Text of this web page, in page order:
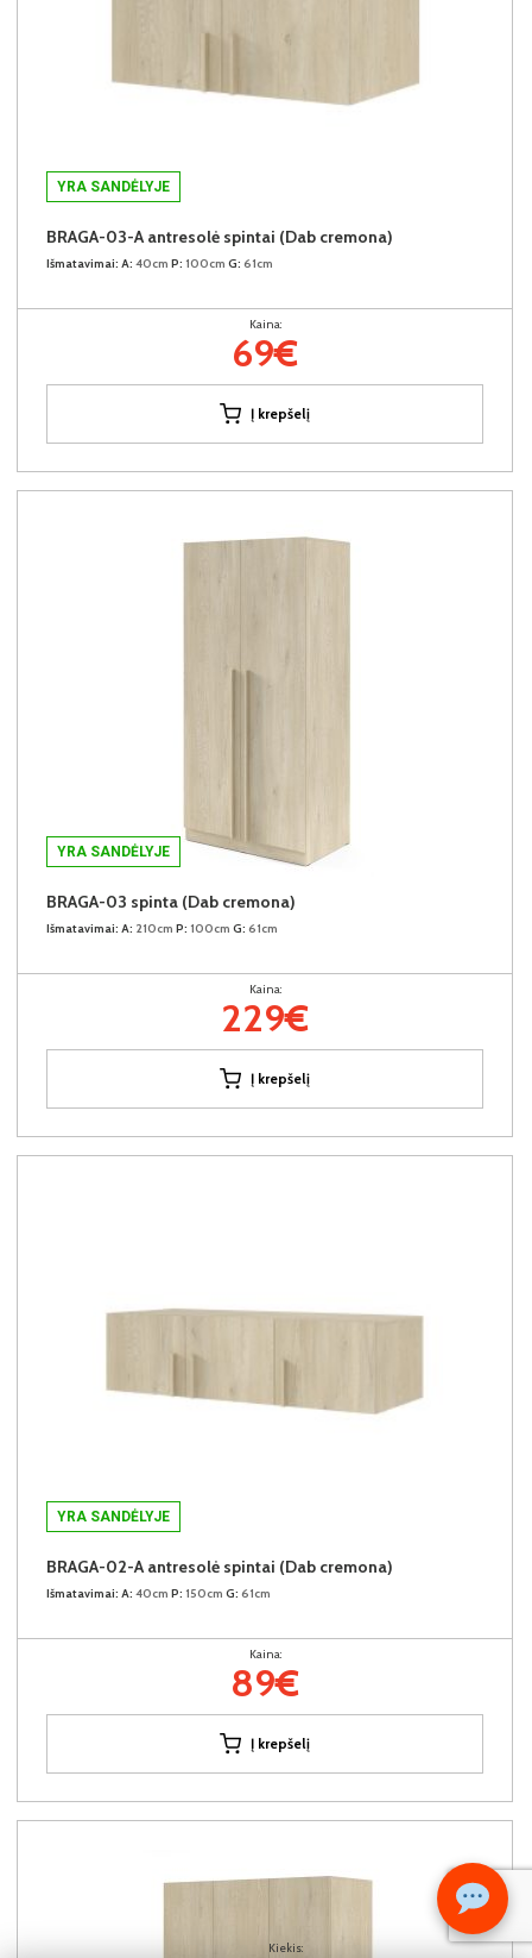
Kiekis:
YRA SANDĖLYJE
BRAGA-03-A antresolė spintai (Dab cremona)
Išmatavimai: A: 40cm P: 100cm G: 61cm
Kaina:
69€
Į krepšelį
YRA SANDĖLYJE
BRAGA-03 spinta (Dab cremona)
Išmatavimai: A: 210cm P: 100cm G: 61cm
Kaina:
229€
Į krepšelį
YRA SANDĖLYJE
BRAGA-02-A antresolė spintai (Dab cremona)
Išmatavimai: A: 40cm P: 150cm G: 61cm
Kaina:
89€
Į krepšelį